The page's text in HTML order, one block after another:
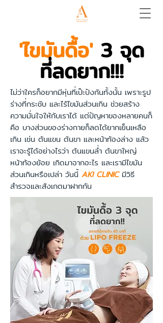
'ไขมันดื้อ'3 จุด
ที่ลดยาก!!!
ไม่ว่าใครก็อยากมีหุ่นที่เป๊ะปังกันทั้งนั้น เพราะรูป
ร่างที่กระชับ และไร้ไขมันส่วนเกิน ช่วยสร้าง
ความมั่นใจให้กับเราได้ แต่ปัญหาของหลายคนก็
คือ บางส่วนของร่างกายก็ลดได้ยากเย็นเหลือ
เกิน เช่น ต้นแขน ต้นขา และหน้าท้องล่าง แล้ว
เราจะรู้ได้อย่างไรว่า ต้นแขนล่ำ ต้นขาใหญ่
หน้าท้องย้อย เกิดมาจากอะไร และเรามีไขมัน
ส่วนเกินหรือเปล่า วันนี้ AKI CLINICมีวิธี
สำรวจและสังเกตมาฝากกัน